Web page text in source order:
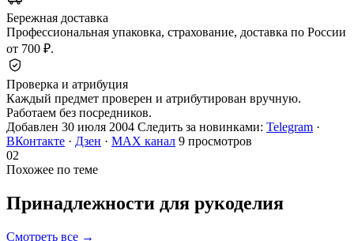
Бережная доставка
Профессиональная упаковка, страхование, доставка по России
от 700 ₽.
Проверка и атрибуция
Каждый предмет проверен и атрибутирован вручную.
Работаем без посредников.
Добавлен 30 июля 2004 Следить за новинками: Telegram ·
ВКонтакте · Дзен · MAX канал 9 просмотров
02
Похожее по теме
Принадлежности для рукоделия
Смотреть все →